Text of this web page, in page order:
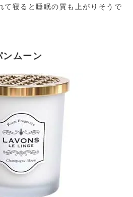
て寝ると睡眠の質も上がりそうで
ムーン